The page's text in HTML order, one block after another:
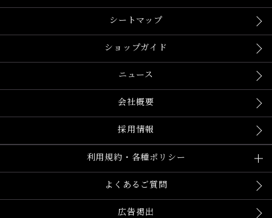
シートマップ
ショップガイド
ニュース
会社概要
採用情報
利用規約・各種ポリシー
よくあるご質問
広告掲出